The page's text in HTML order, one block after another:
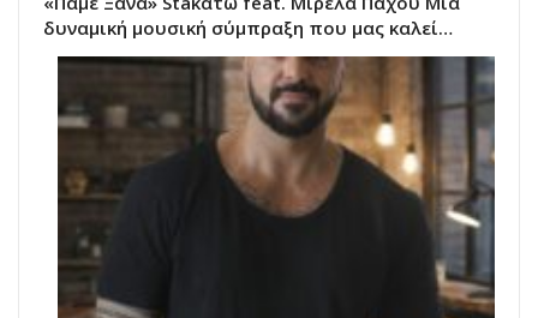
δυναμική μουσική σύμπραξη που μας καλεί…